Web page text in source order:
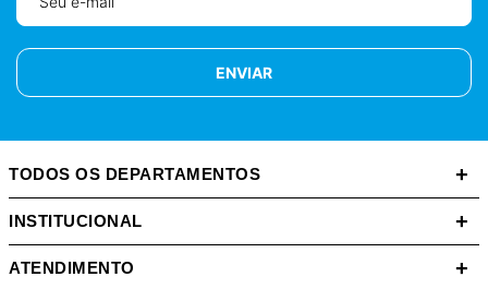
ENVIAR
TODOS OS DEPARTAMENTOS +
INSTITUCIONAL +
ATENDIMENTO +